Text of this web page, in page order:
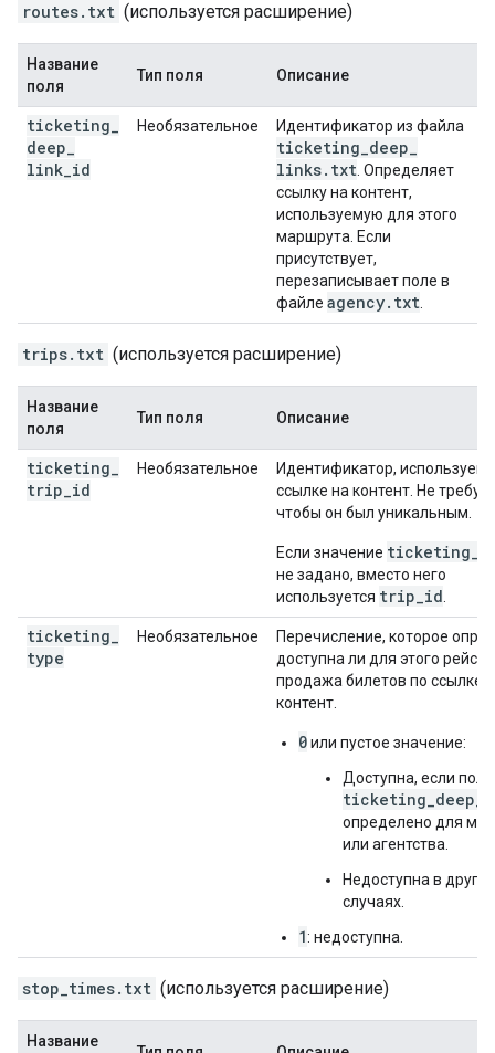
routes.txt (используется расширение)
Название
поля
Тип поля Описание
ticketing
deep
link id
Необязательное Идентификатор из файла
ticketing deep
links. txt . Определяет
ссылку на контент,
используемую для этого
маршрута. Если
присутствует,
перезаписывает поле в
файле agency. txt
trips.txt (используется расширение)
Название
поля
Тип поля Описание
ticketing
trip id
Необязательное
Идентификатор,
ссылке на контент. Не
чтобы он был уникальным.
Если значение
не задано, вместо него
используется trip_id
ticketing
type
Необязательное
Перечисление, которое
доступна ли для этого рейса
продажа билетов по ссылке
контент.
0или пустое значение:
Доступна, если поле
определено для
или агентства.
Недоступна в других
случаях.
1: недоступна.
stop_times.txt (используется расширение)
Название